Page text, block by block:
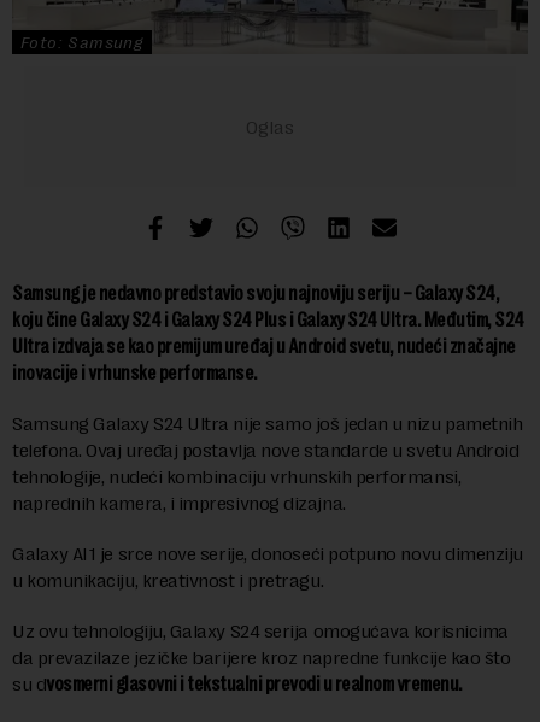
Foto: Samsung
Samsung je nedavno predstavio svoju najnoviju seriju – Galaxy S24,
koju čine Galaxy S24 i Galaxy S24 Plus i Galaxy S24 Ultra. Međutim, S24
Ultra izdvaja se kao premijum uređaj u Android svetu, nudeći značajne
inovacije i vrhunske performanse.
Samsung Galaxy S24 Ultra nije samo još jedan u nizu pametnih
telefona. Ovaj uređaj postavlja nove standarde u svetu Android
tehnologije, nudeći kombinaciju vrhunskih performansi,
naprednih kamera, i impresivnog dizajna.
Galaxy AI1 je srce nove serije, donoseći potpuno novu dimenziju
u komunikaciju, kreativnost i pretragu.
Uz ovu tehnologiju, Galaxy S24 serija omogućava korisnicima
da prevazilaze jezičke barijere kroz napredne funkcije kao što
su dvosmerni glasovni i tekstualni prevodi u realnom vremenu.